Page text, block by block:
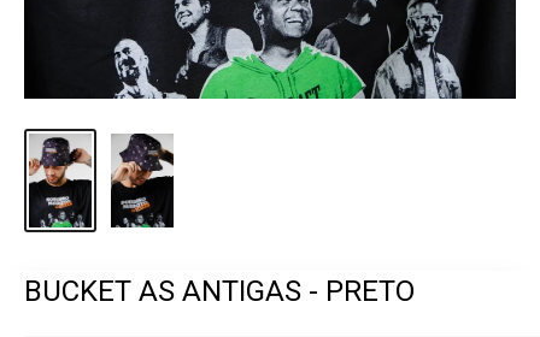
BUCKET AS ANTIGAS - PRETO